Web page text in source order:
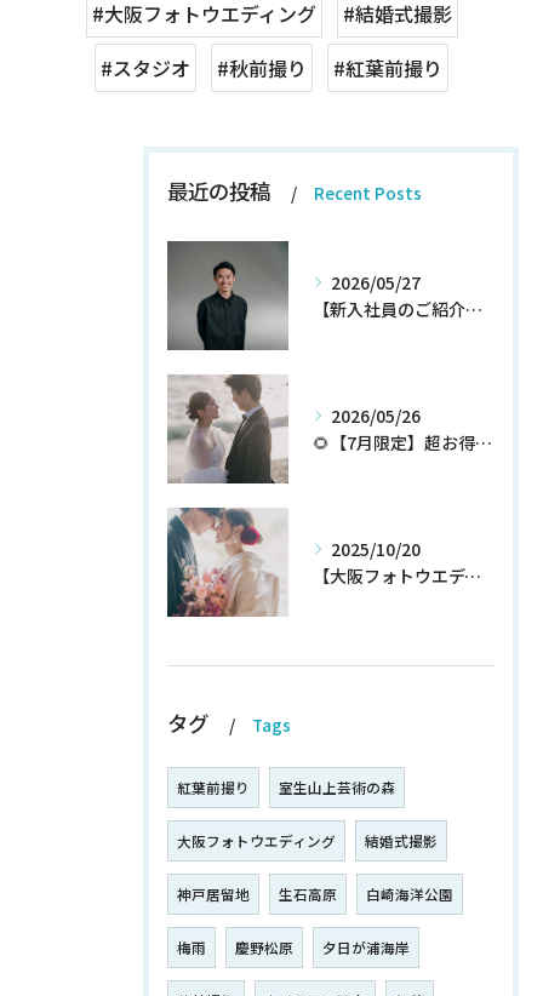
#大阪フォトウエディング
#結婚式撮影
#スタジオ
#秋前撮り #紅葉前撮り
最近の投稿 Recent Posts
2026/05/27
【新入社員のご紹介】期待の新人！和田翔午JOIN!
2026/05/26
🌻【7月限定】超お得なウェディングフォトプランが登場✨
2025/10/20
【大阪フォトウエディング】秋プラン新登場！！！！いち早くチェック！
タグ Tags
紅葉前撮り 室生山上芸術の森
大阪フォトウエディング 結婚式撮影
神戸居留地 生石高原 白崎海洋公園
梅雨 慶野松原 夕日が浦海岸